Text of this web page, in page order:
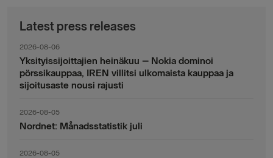
Latest press releases
2026-08-06
Yksityissijoittajien heinäkuu – Nokia dominoi
pörssikauppaa, IREN villitsi ulkomaista kauppaa ja
sijoitusaste nousi rajusti
2026-08-05
Nordnet: Månadsstatistik juli
2026-08-05